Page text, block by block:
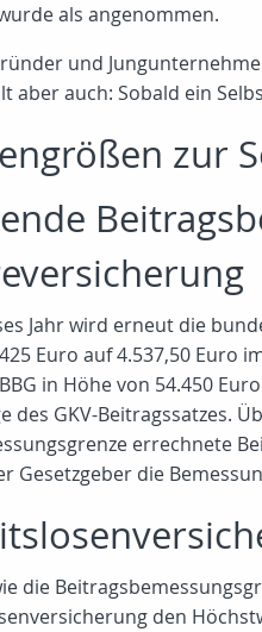
als angenommen.
und
aber auch: Sobald ein
zur
Jahr wird erneut die
Euro auf 4.537,50 Euro
in Höhe von 54.450
des GKV-Beitragssatzes.
errechnete
Gesetzgeber die
die
den